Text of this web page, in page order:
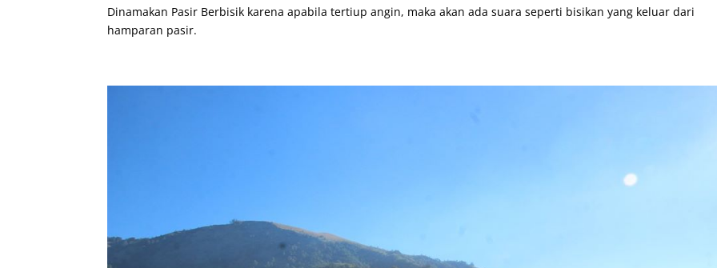
Dinamakan Pasir Berbisik karena apabila tertiup angin, maka akan ada suara seperti bisikan yang keluar dari
hamparan pasir.